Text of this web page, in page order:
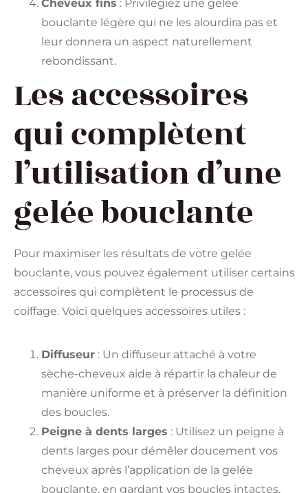
Cheveux fins : Privilégiez une gelée
bouclante légère qui ne les alourdira pas et
leur donnera un aspect naturellement
rebondissant.
Les accessoires
qui complètent
l’utilisation d’une
gelée bouclante
Pour maximiser les résultats de votre gelée
bouclante, vous pouvez également utiliser certains
accessoires qui complètent le processus de
coiffage. Voici quelques accessoires utiles :
Diffuseur : Un diffuseur attaché à votre
sèche-cheveux aide à répartir la chaleur de
manière uniforme et à préserver la définition
des boucles.
Peigne à dents larges : Utilisez un peigne à
dents larges pour démêler doucement vos
cheveux après l’application de la gelée
bouclante, en gardant vos boucles intactes.